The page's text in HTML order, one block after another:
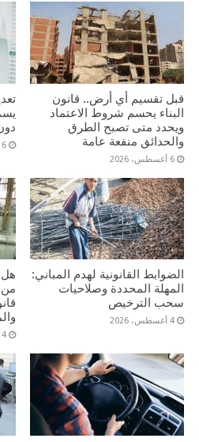
قبل تقسيم أي أرض.. قانون
البناء يحسم شروط الاعتماد
ويحدد متى تصبح الطرق
والحدائق منفعة عامة
6 أغسطس، 2026
6 أغسطس، 2026
الضوابط القانونية لهدم المباني:
المهلة المحددة وصلاحيات
سحب الترخيص
4 أغسطس، 2026
من
4 أغسطس، 2026